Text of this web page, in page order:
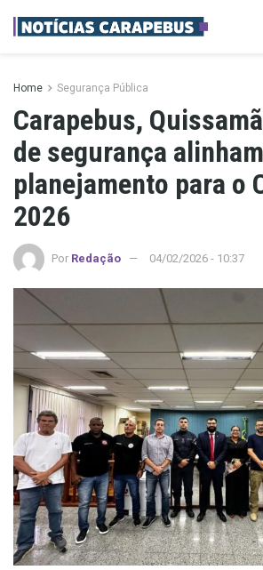
Home Segurança Pública
Carapebus,
de segurança alinham
planejamento para o
2026
Por Redação 04/02/2026 - 10:37